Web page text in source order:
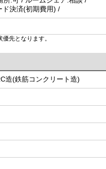
ド決済(初期費用) /
先となります。
造(鉄筋コンクリート造)